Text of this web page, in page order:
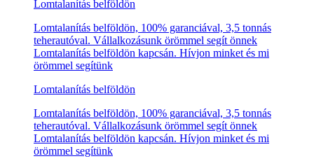
Lomtalanítás belföldön
Lomtalanítás belföldön, 100% garanciával, 3,5 tonnás
teherautóval. Vállalkozásunk örömmel segít önnek
Lomtalanítás belföldön kapcsán. Hívjon minket és mi
örömmel segítünk
Lomtalanítás belföldön
Lomtalanítás belföldön, 100% garanciával, 3,5 tonnás
teherautóval. Vállalkozásunk örömmel segít önnek
Lomtalanítás belföldön kapcsán. Hívjon minket és mi
örömmel segítünk